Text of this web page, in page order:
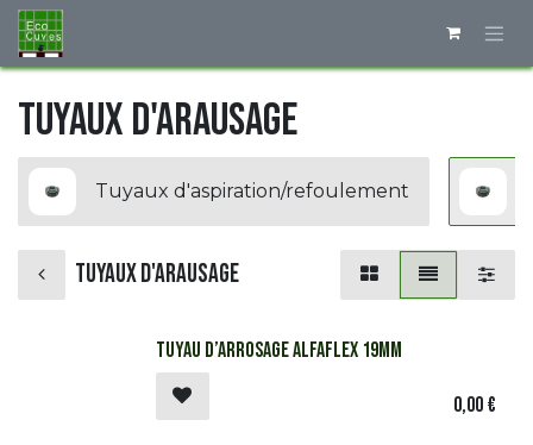
Se rendre au contenu
Tuyaux d'arausage
Tuyaux d'aspiration/refoulement
Tuyaux d'arausage
Tuyau d’arrosage Alfaflex 19mm
0,00€